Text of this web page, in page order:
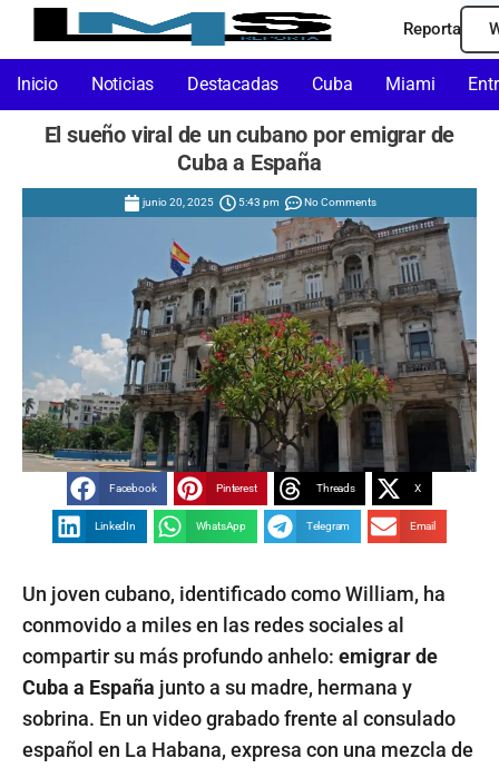
Reporta
Inicio Noticias Destacadas Cuba Miami
El sueño viral de un cubano por emigrar de
Cuba a España
junio 20, 2025 5:43 pm No Comments
Facebook Pinterest Threads X
LinkedIn WhatsApp Telegram Email
Un joven cubano, identificado como William, ha
conmovido a miles en las redes sociales al
compartir su más profundo anhelo: emigrar de
Cuba a España junto a su madre, hermana y
sobrina. En un video grabado frente al consulado
español en La Habana, expresa con una mezcla de